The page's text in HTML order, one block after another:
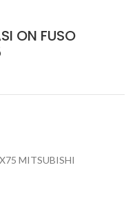
ON FUSO
MITSUBISHI